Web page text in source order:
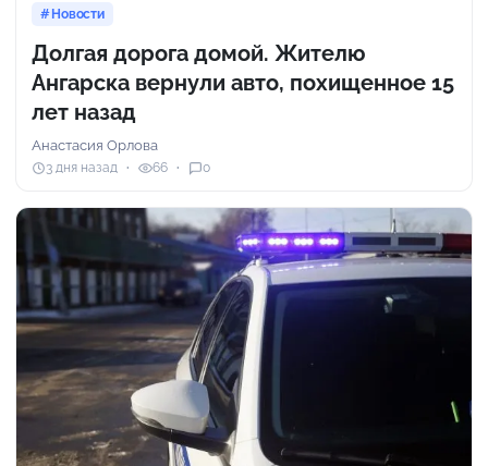
Новости
Долгая дорога домой. Жителю
Ангарска вернули авто, похищенное 15
лет назад
Анастасия Орлова
3 дня назад 66 0